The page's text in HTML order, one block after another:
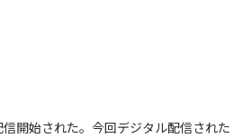
信開始された。今回デジタル配信された